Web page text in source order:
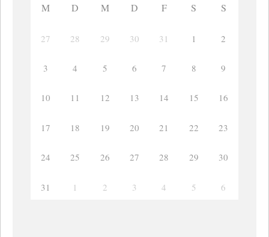
M D M D F S S
27 28 29 30 31 1 2
3 4 5 6 7 8 9
10 11 12 13 14 15 16
17 18 19 20 21 22 23
24 25 26 27 28 29 30
31 1 2 3 4 5 6